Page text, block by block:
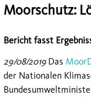
Moorschutz:
Bericht fasst
29/08/2019Das
der Nationalen